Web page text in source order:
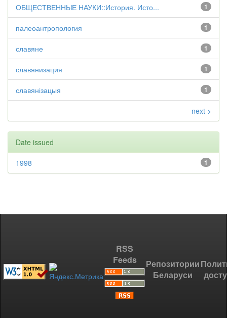
1
ОБЩЕСТВЕННЫЕ НАУКИ::История. Исто...
1
палеоантропология
1
славяне
1
славянизация
1
славянізацыя
next >
Date issued
1
1998
RSS
Feeds
Репозитории
Беларуси